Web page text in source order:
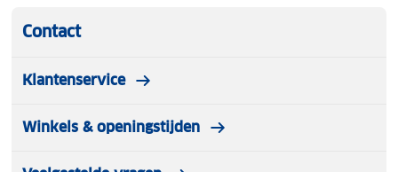
Contact
Klantenservice
Winkels & openingstijden